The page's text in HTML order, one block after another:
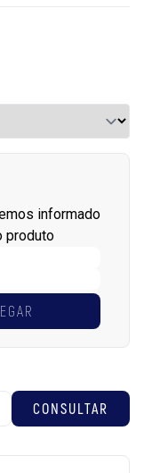
informado
produto